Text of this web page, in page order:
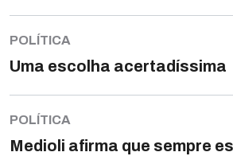
POLÍTICA
Uma escolha acertadíssima
POLÍTICA
Medioli afirma que sempre